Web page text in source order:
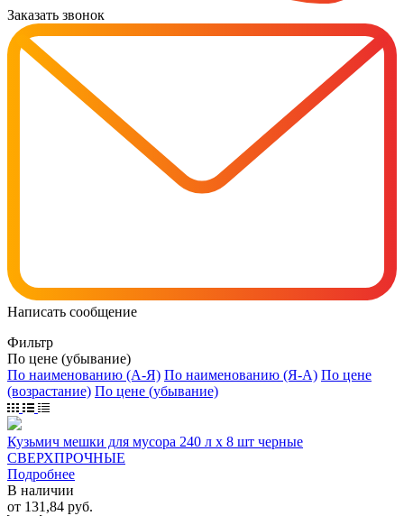
Заказать звонок
Написать сообщение
Фильтр
По цене (убывание)
По наименованию (А-Я) По наименованию (Я-А) По цене
(возрастание) По цене (убывание)
Кузьмич мешки для мусора 240 л х 8 шт черные
СВЕРХПРОЧНЫЕ
Подробнее
В наличии
от 131,84 руб.